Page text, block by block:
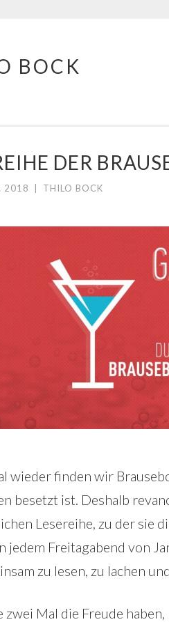
BOCK
DER
2018 THILO BOCK
wieder finden wir
besetzt ist. Deshalb
Lesereihe, zu der sie
jedem Freitagabend von
zu lesen, zu lachen
zwei Mal die Freude